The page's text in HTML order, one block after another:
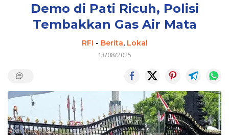
Demo di Pati Ricuh, Polisi
Tembakkan Gas Air Mata
RFI - Berita, Lokal
13/08/2025